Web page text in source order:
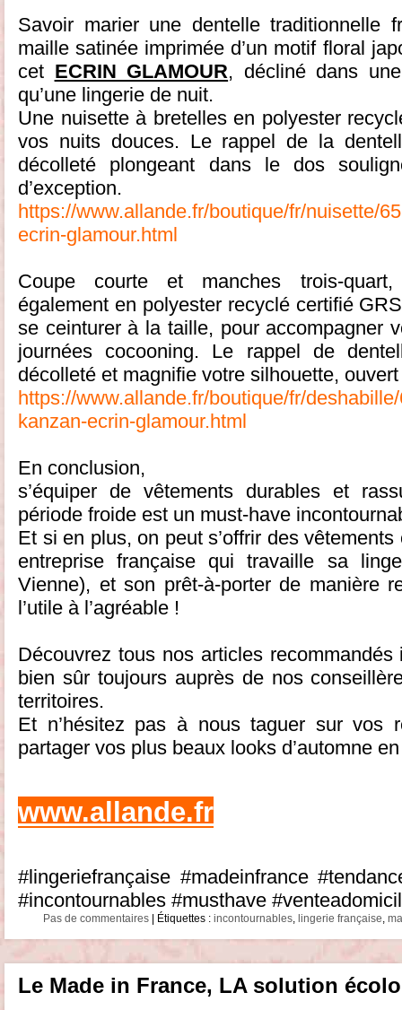
Savoir marier une dentelle traditionnelle
maille satinée imprimée d’un motif floral
cet ECRIN GLAMOUR, décliné dans
qu’une lingerie de nuit.
Une nuisette à bretelles en polyester
vos nuits douces. Le rappel de la
décolleté plongeant dans le dos
d’exception.
https://www.allande.fr/boutique/fr/nuisette/
ecrin-glamour.html
Coupe courte et manches trois-
également en polyester recyclé certifié
se ceinturer à la taille, pour accompagner
journées cocooning. Le rappel de
décolleté et magnifie votre silhouette,
https://www.allande.fr/boutique/fr/
kanzan-ecrin-glamour.html
En conclusion,
s’équiper de vêtements durables et
période froide est un must-have
Et si en plus, on peut s’offrir des
entreprise française qui travaille sa
Vienne), et son prêt-à-porter de manière
l’utile à l’agréable !
Découvrez tous nos articles
bien sûr toujours auprès de nos
territoires.
Et n’hésitez pas à nous taguer sur vos
partager vos plus beaux looks d’automne
www.allande.fr
#lingeriefrançaise #madeinfrance
#incontournables #musthave
Pas de commentaires | Étiquettes : incontournables lingerie française
Le Made in France, LA solution